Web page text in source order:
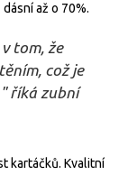
až o 70%.
tom, že
což je
říká zubní
kartáčků. Kvalitní